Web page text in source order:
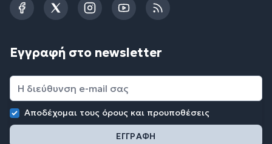
FacebookTwitterInstagramYouTubeRSS
Εγγραφή στο newsletter
Αποδέχομαι τους όρους και προυποθέσεις